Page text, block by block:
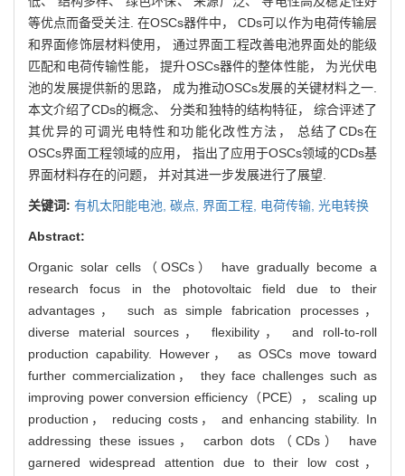
等优点而备受关注. 在OSCs器件中， CDs可以作为电荷传输层
和界面修饰层材料使用， 通过界面工程改善电池界面处的能级
匹配和电荷传输性能， 提升OSCs器件的整体性能， 为光伏电
池的发展提供新的思路， 成为推动OSCs发展的关键材料之一.
本文介绍了CDs的概念、 分类和独特的结构特征， 综合评述了
其优异的可调光电特性和功能化改性方法， 总结了CDs在
OSCs界面工程领域的应用， 指出了应用于OSCs领域的CDs基
界面材料存在的问题， 并对其进一步发展进行了展望.
关键词: 有机太阳能电池, 碳点, 界面工程, 电荷传输, 光电转换
Abstract:
Organic solar cells（OSCs） have gradually become a
research focus in the photovoltaic field due to their
advantages， such as simple fabrication processes，
diverse material sources， flexibility， and roll-to-roll
production capability. However， as OSCs move toward
further commercialization， they face challenges such as
improving power conversion efficiency（PCE）， scaling up
production， reducing costs， and enhancing stability. In
addressing these issues， carbon dots（CDs） have
garnered widespread attention due to their low cost，